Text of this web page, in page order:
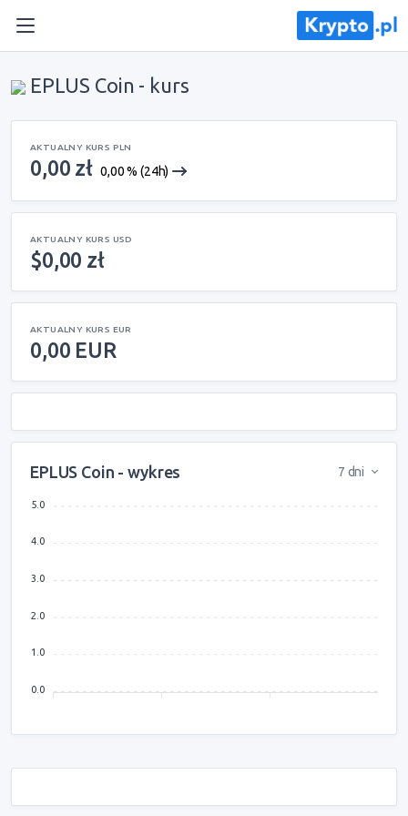
EPLUS Coin - kurs
AKTUALNY KURS PLN
0,00 zł 0,00 % (24h)
AKTUALNY KURS USD
$0,00 zł
AKTUALNY KURS EUR
0,00 EUR
EPLUS Coin - wykres 7 dni
5.0
4.0
3.0
2.0
1.0
0.0